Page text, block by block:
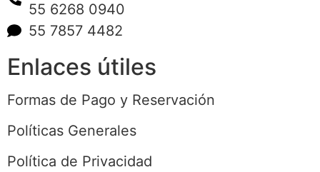
55 6268 0940
55 7857 4482
Enlaces útiles
Formas de Pago y Reservación
Políticas Generales
Política de Privacidad